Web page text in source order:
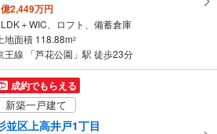
2,449万円
＋WIC、ロフト、備蓄倉庫
地面積 118.88m2
王線 「芦花公園」駅 徒歩23分
成約でもらえる
新築一戸建て
並区上高井戸1丁目